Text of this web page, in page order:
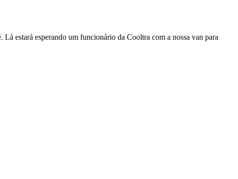
estará esperando um funcionário da Cooltra com a nossa van para